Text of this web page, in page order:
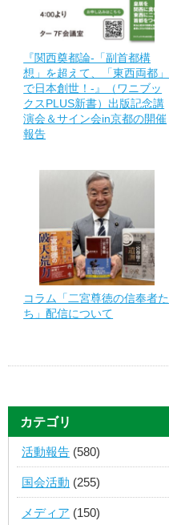
『関西奠都論-「副首都構
想」を超えて、「東西両都」
で日本創世！-』（ワニブッ
クスPLUS新書）出版記念講
演会＆サイン会in京都の開催
報告
コラム「二宮尊徳の信奉者た
ち」配信について
カテゴリ
活動報告 (580)
国会活動 (255)
メディア (150)